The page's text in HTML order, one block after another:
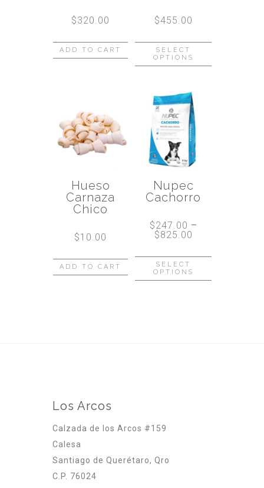
$320.00
ADD TO CART
$455.00
SELECT
OPTIONS
Hueso
Carnaza
Chico
$10.00
ADD TO CART
Nupec
Cachorro
$247.00 –
$825.00
SELECT
OPTIONS
Los Arcos
Calzada de los Arcos #159
Calesa
Santiago de Querétaro, Qro
C.P. 76024